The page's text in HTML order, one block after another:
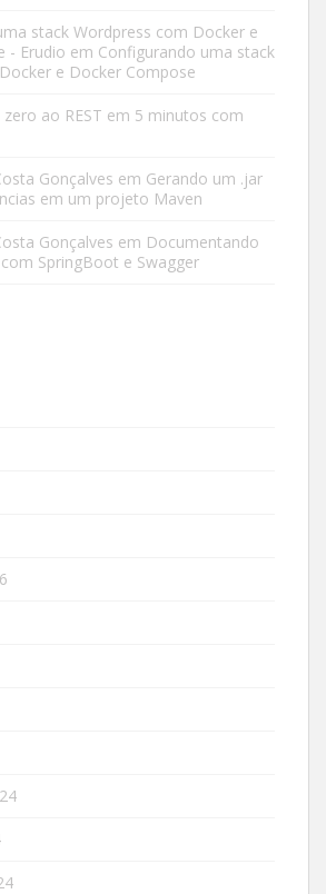
stack Wordpress com Docker e
- Erudio em Configurando uma stack
e Docker Compose
zero ao REST em 5 minutos com
Gonçalves em Gerando um .jar
em um projeto Maven
Gonçalves em Documentando
SpringBoot e Swagger